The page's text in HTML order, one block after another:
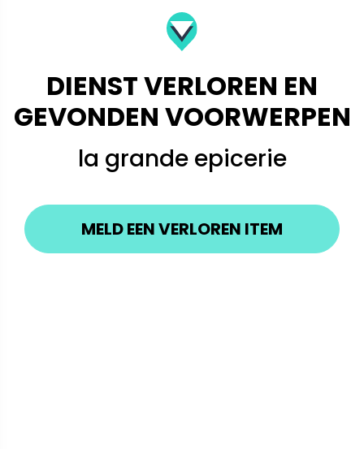
DIENST VERLOREN EN
GEVONDEN VOORWERPEN
la grande epicerie
MELD EEN VERLOREN ITEM